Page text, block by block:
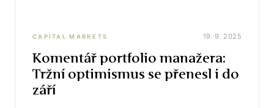
CAPITAL MARKETS 19. 9. 2025
Komentář portfolio manažera:
Tržní optimismus se přenesl i do
září